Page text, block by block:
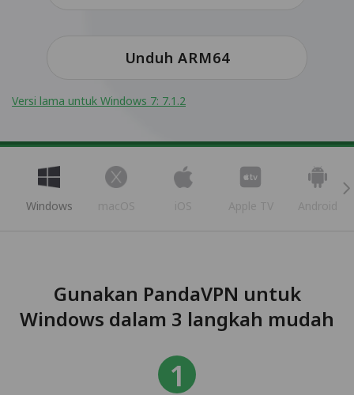
Unduh ARM64
Versi lama untuk Windows 7: 7.1.2
Windows macOS iOS Apple TV Android
Gunakan PandaVPN untuk
Windows dalam 3 langkah mudah